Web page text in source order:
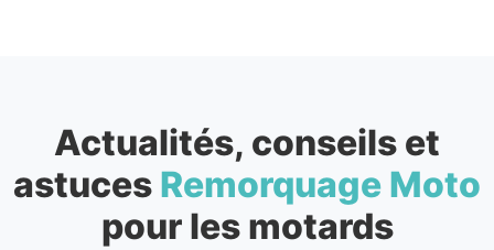
Actualités, conseils et
astuces Remorquage Moto
pour les motards